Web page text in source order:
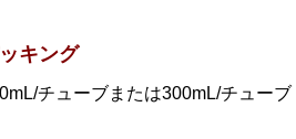
キング
チューブまたは300mL/チューブ